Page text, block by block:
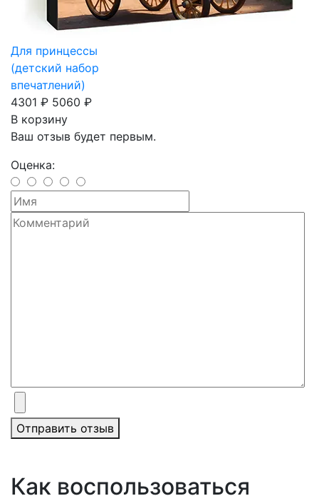
Для принцессы
(детский набор
впечатлений)
4301 ₽ 5060 ₽
В корзину
Ваш отзыв будет первым.
Оценка:
Отправить отзыв
Как воспользоваться